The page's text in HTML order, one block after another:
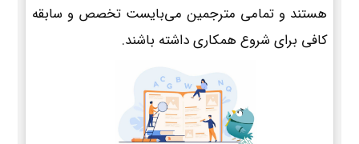
هستند و تمامی مترجمین می‌بایست تخصص و سابقه
کافی برای شروع همکاری داشته باشند.